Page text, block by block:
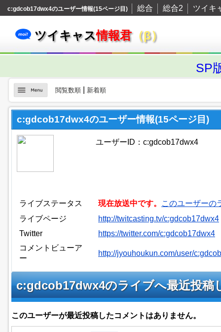
c:gdcob17dwx4のユーザー情報(15ページ目) 総合 総合2 ツイキ
ツイキャス情報君（β）
SP
閲覧数順| 新着順
c:gdcob17dwx4のユーザー情報(15ページ目)
ユーザーID：c:gdcob17dwx4
ライブステータス 現在放送中です。
このユーザーの
ライブページ
http://twitcasting.tv/c:gdcob17dwx4
Twitter
https://twitter.com/c:gdcob17dwx4
コメントビューア
ー
http://jyouhoukun.com/user/
c:gdcob17dwx4のライブへ最近投稿
このユーザーが最近投稿したコメントはありません。